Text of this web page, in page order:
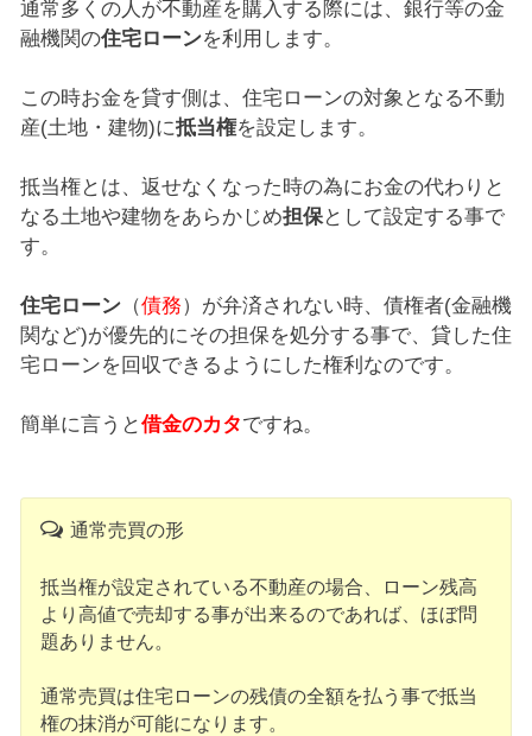
通常多くの人が不動産を購入する際には、銀行等の金
融機関の住宅ローンを利用します。
この時お金を貸す側は、住宅ローンの対象となる不動
産(土地・建物)に抵当権を設定します。
抵当権とは、返せなくなった時の為にお金の代わりと
なる土地や建物をあらかじめ担保として設定する事で
す。
住宅ローン（債務）が弁済されない時、債権者(金融機
関など)が優先的にその担保を処分する事で、貸した住
宅ローンを回収できるようにした権利なのです。
簡単に言うと借金のカタですね。
通常売買の形
抵当権が設定されている不動産の場合、ローン残高
より高値で売却する事が出来るのであれば、ほぼ問
題ありません。
通常売買は住宅ローンの残債の全額を払う事で抵当
権の抹消が可能になります。